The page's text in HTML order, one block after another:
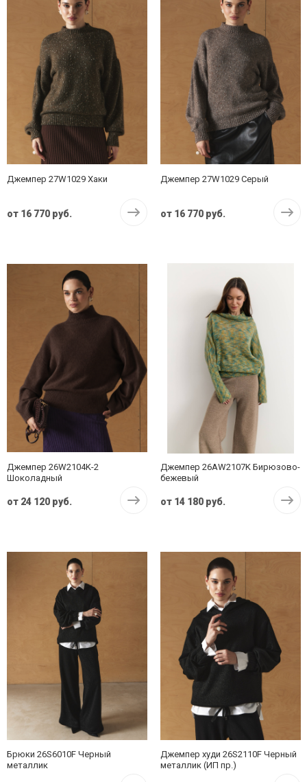
Джемпер 27W1029 Хаки
от 16 770 руб.
Джемпер 27W1029 Серый
от 16 770 руб.
Джемпер 26W2104K-2
Шоколадный
от 24 120 руб.
Джемпер 26AW2107K Бирюзово-
бежевый
от 14 180 руб.
Брюки 26S6010F Черный
металлик
Джемпер худи 26S2110F Черный
металлик (ИП пр.)